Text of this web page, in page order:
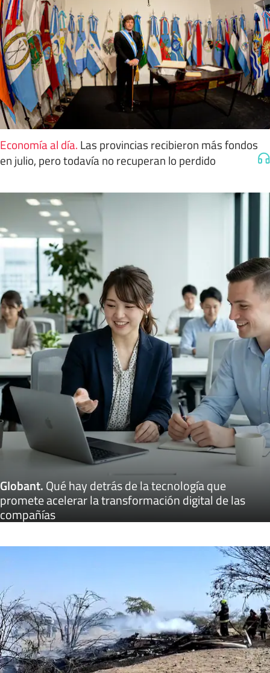
Economía al día. Las provincias recibieron más fondos
en julio, pero todavía no recuperan lo perdido
Globant.Qué hay detrás de la tecnología que
promete acelerar la transformación digital de las
compañías